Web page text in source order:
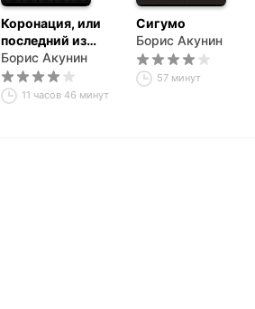
Коронация, или
последний из
романов
Борис Акунин
11 часов 46 минут
Сигумо
Борис Акунин
57 минут